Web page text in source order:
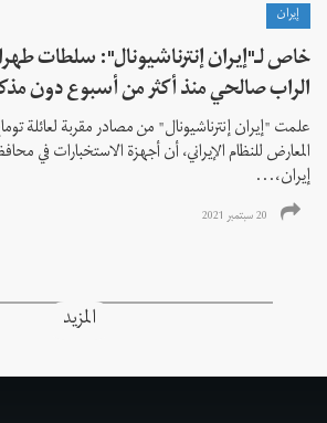
إيران
خاص لـ"إيران إنترناشيونال": سلطات
الراب صالحي منذ أكثر من أسبوع دون
علمت "إيران إنترناشيونال" من مصادر مقربة لعائلة
المعارض للنظام الإيراني، أن أجهزة الاستخبارات في
إيران،...
20 سبتمبر 2021
المزيد